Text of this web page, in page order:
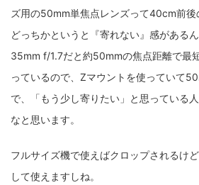
ズ用の50mm単焦点レンズって40cm前後
どっちかというと『寄れない』感がある
35mm f/1.7だと約50mmの焦点距離で最
っているので、Zマウントを使っていて
で、「もう少し寄りたい」と思っている
なと思います。
フルサイズ機で使えばクロップされるけ
して使えますしね。